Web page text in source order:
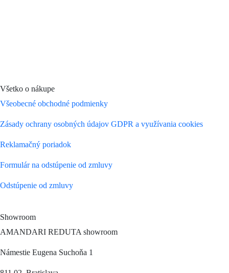
Všetko o nákupe
Všeobecné obchodné podmienky
Zásady ochrany osobných údajov GDPR a využívania cookies
Reklamačný poriadok
Formulár na odstúpenie od zmluvy
Odstúpenie od zmluvy
Showroom
AMANDARI REDUTA showroom
Námestie Eugena Suchoňa 1